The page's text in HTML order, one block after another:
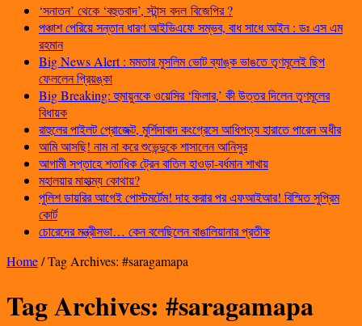
‘সনাতন’ থেকে ‘বহুতবাদ’, স্টান্স বদল বিজেপির ?
পঞ্চাশ পেরিয়ে সন্তান ধারণ আইভিএফে সম্ভব, বাধ সাধে আইন : ডঃ এস এম
রহমান
Big News Alert : মমতার মুসলিম ভোট ব্যাঙ্ক ভাঙতে তৃণমূলেই ছিপ
ফেললেন প্রিয়ঙ্কা
Big Breaking: হুমায়ুনকে ওয়েসির ‘ফিলার,’ কী উত্তর দিলেন তৃণমূলের
বিধায়ক
রাহুলের পাইলট প্রোজেক্ট, মুর্শিদাবাদ কংগ্রেসে আধিপত্য হারাতে পারেন অধীর
আমি আসছি! নাম না করে শুভেন্দুকে শাসালেন আনিসুর
আগামী সপ্তাহে শতাধিক ট্রেন বাতিল হাওড়া-বর্ধমান শাখায়
মহালয়ার মাহাত্ম্য কোথায়?
পুলিশ ডায়রির আগেই পোস্টমর্টেম! দাহ করার পর এফআইআর! বিস্মিত সুপ্রিম
কোর্ট
চোরেদের মন্ত্রীসভা… কেন বলেছিলেন বাঙালিয়ানার প্রতীক
Home/Tag Archives: #saragamapa
Tag Archives: #saragamapa